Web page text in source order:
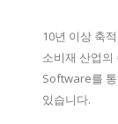
10년 이상 축
소비재 산업의
Software를
있습니다.